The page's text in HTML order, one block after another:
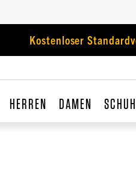
Kostenloser
HERREN DAMEN